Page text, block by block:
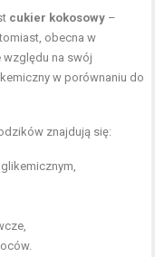
cukier kokosowy –
obecna w
względu na swój
w porównaniu do
znajdują się: